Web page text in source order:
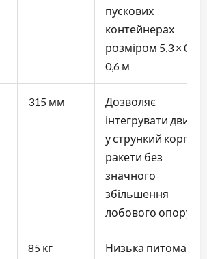
пускових
контейнерах
розміром 5,3 × 0,6 ×
0,6 м
315 мм
Дозволяє
інтегрувати двигун
у стрункий корпус
ракети без
значного
збільшення
лобового опору
85 кг
Низька питома